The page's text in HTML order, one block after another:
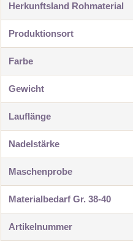
Herkunftsland Rohmaterial
Produktionsort
Farbe
Gewicht
Lauflänge
Nadelstärke
Maschenprobe
Materialbedarf Gr. 38-40
Artikelnummer